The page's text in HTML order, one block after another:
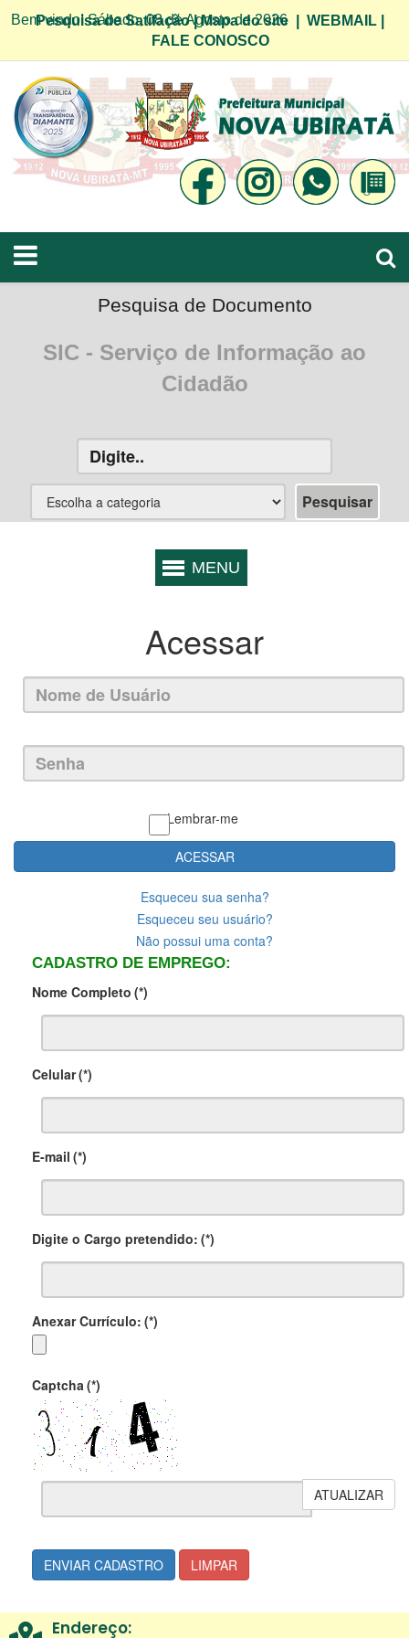
Bem vindo! Sábado, 08 de Agosto de 2026
Pesquisa de Satifação|Mapa do site WEBMAIL
FALE CONOSCO
Pesquisa de Documento
SIC - Serviço de Informação ao
Cidadão
Acessar
Lembrar-me
ACESSAR
Esqueceu sua senha?
Esqueceu seu usuário?
Não possui uma conta?
CADASTRO DE EMPREGO:
Nome Completo (*)
Celular(*)
E-mail (*)
Digite o Cargo pretendido: (*)
Anexar Currículo: (*)
Captcha (*)
ATUALIZAR
ENVIAR CADASTRO LIMPAR
Endereço: